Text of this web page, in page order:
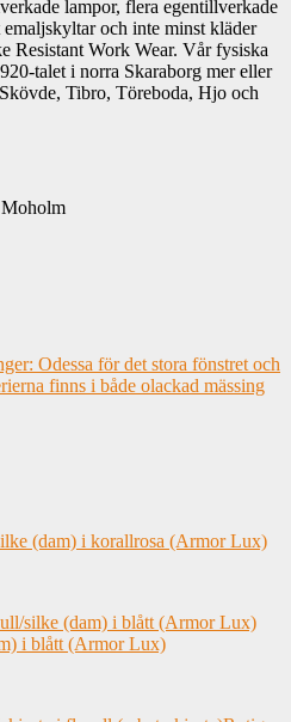
lampor, flera egentillverkade
emaljskyltar och inte minst kläder
Resistant Work Wear. Vår fysiska
talet i norra Skaraborg mer eller
Tibro, Töreboda, Hjo och
Odessa för det stora fönstret och
finns i både olackad mässing
(dam) i korallrosa (Armor Lux)
i blått (Armor Lux)